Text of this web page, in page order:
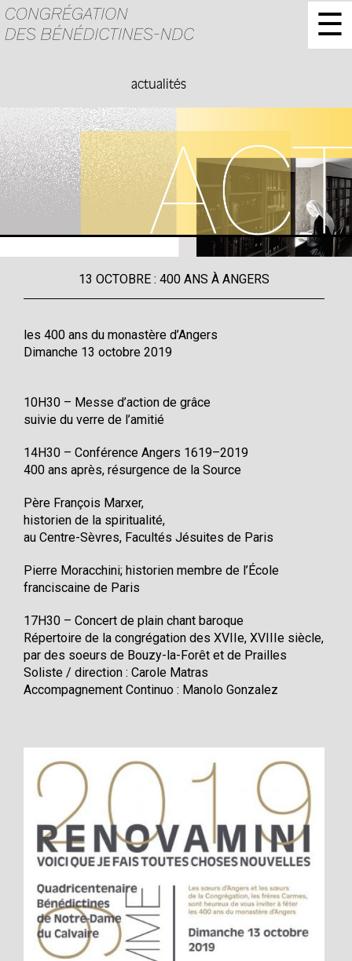
☰
actualités
13 OCTOBRE : 400 ANS À ANGERS
les 400 ans du monastère d’Angers
Dimanche 13 octobre 2019
10H30 – Messe d’action de grâce
suivie du verre de l’amitié
14H30 – Conférence Angers 1619–2019
400 ans après, résurgence de la Source
Père François Marxer,
historien de la spiritualité,
au Centre-Sèvres, Facultés Jésuites de Paris
Pierre Moracchini; historien membre de l’École
franciscaine de Paris
17H30 – Concert de plain chant baroque
Répertoire de la congrégation des XVIIe, XVIIIe siècle,
par des soeurs de Bouzy-la-Forêt et de Prailles
Soliste / direction : Carole Matras
Accompagnement Continuo : Manolo Gonzalez